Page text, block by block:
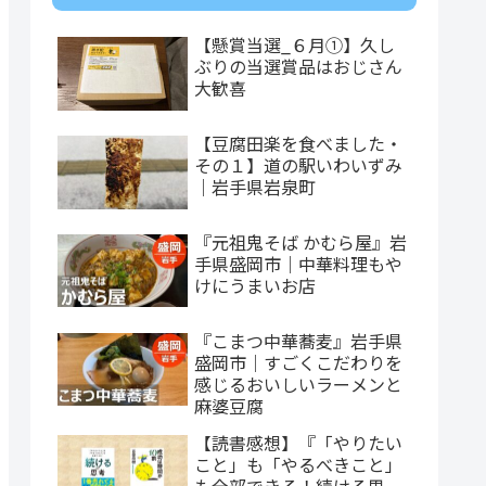
【懸賞当選_６月①】久し
ぶりの当選賞品はおじさん
大歓喜
【豆腐田楽を食べました・
その１】道の駅いわいずみ
｜岩手県岩泉町
『元祖鬼そば かむら屋』岩
手県盛岡市｜中華料理もや
けにうまいお店
『こまつ中華蕎麦』岩手県
盛岡市｜すごくこだわりを
感じるおいしいラーメンと
麻婆豆腐
【読書感想】『「やりたい
こと」も「やるべきこと」